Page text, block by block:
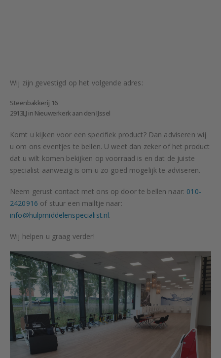
Wij zijn gevestigd op het volgende adres:
Steenbakkerij 16
2913LJ in Nieuwerkerk aan den IJssel
Komt u kijken voor een specifiek product? Dan adviseren wij
u om ons eventjes te bellen. U weet dan zeker of het product
dat u wilt komen bekijken op voorraad is en dat de juiste
specialist aanwezig is om u zo goed mogelijk te adviseren.
Neem gerust contact met ons op door te bellen naar: 010-
2420916 of stuur een mailtje naar:
info@hulpmiddelenspecialist.nl.
Wij helpen u graag verder!